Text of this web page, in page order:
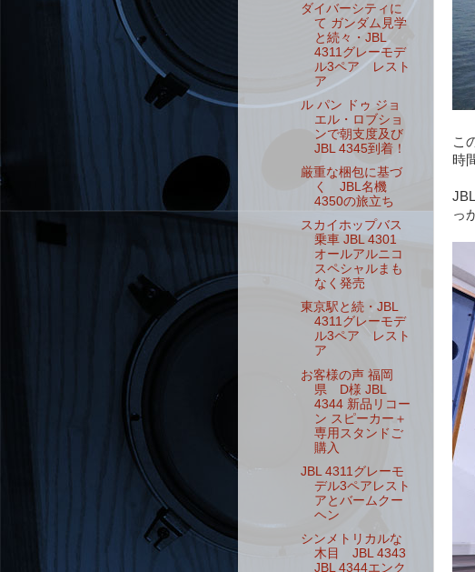
こ
時
っ
ダイバーシティに
て ガンダム見学
と続々・JBL
4311グレーモデ
ル3ペア レスト
ア
ル パン ドゥ ジョ
エル・ロブショ
ンで朝支度及び
JBL 4345到着！
厳重な梱包に基づ
く JBL名機
4350の旅立ち
スカイホップバス
乗車 JBL 4301
オールアルニコ
スペシャルまも
なく発売
東京駅と続・JBL
4311グレーモデ
ル3ペア レスト
ア
お客様の声 福岡
県 D様 JBL
4344 新品リコー
ン スピーカー＋
専用スタンドご
購入
JBL 4311グレーモ
デル3ペアレスト
アとバームクー
ヘン
シンメトリカルな
木目 JBL 4343
JBL 4344エンク